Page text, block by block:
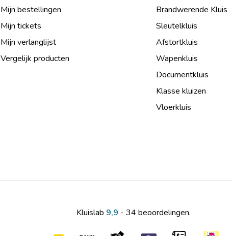
Mijn bestellingen
Mijn tickets
Mijn verlanglijst
Vergelijk producten
Brandwerende Kluis
Sleutelkluis
Afstortkluis
Wapenkluis
Documentkluis
Klasse kluizen
Vloerkluis
Kluislab 9,9 - 34 beoordelingen.